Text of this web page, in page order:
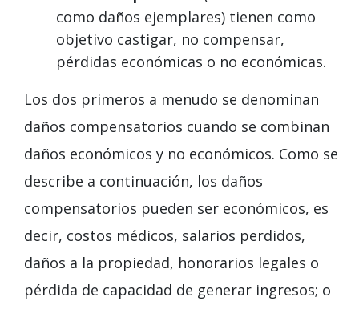
como daños ejemplares) tienen como
objetivo castigar, no compensar,
pérdidas económicas o no económicas.
Los dos primeros a menudo se denominan
daños compensatorios cuando se combinan
daños económicos y no económicos. Como se
describe a continuación, los daños
compensatorios pueden ser económicos, es
decir, costos médicos, salarios perdidos,
daños a la propiedad, honorarios legales o
pérdida de capacidad de generar ingresos; o